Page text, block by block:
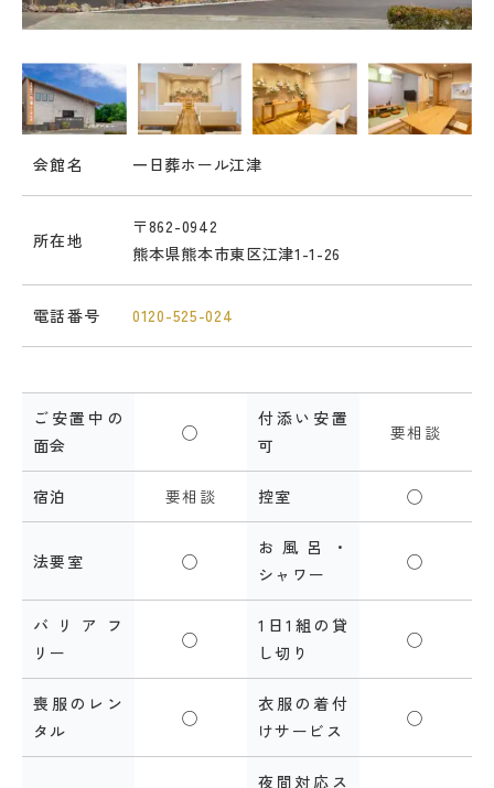
img src="" alt="" />
会館名 一日葬ホール江津
所在地
〒862-0942
熊本県熊本市東区江津1-1-26
電話番号 0120-525-024
ご安置中の
面会
◯
付添い安置
可
要相談
宿泊 要相談 控室 ◯
法要室 ◯
お風呂・
シャワー
◯
バリアフ
リー
◯
1日1組の貸
し切り
◯
喪服のレン
タル
◯
衣服の着付
けサービス
◯
夜間対応ス